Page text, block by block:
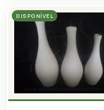
DISPONÍVEL